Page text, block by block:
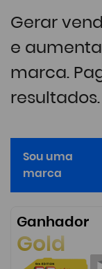
Gerar
e
marca.
resultados.
Sou uma
marca
Ganhador
Gold